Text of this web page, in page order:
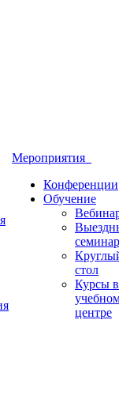
Мероприятия
Конференции
Обучение
стол
Курсы в
центре